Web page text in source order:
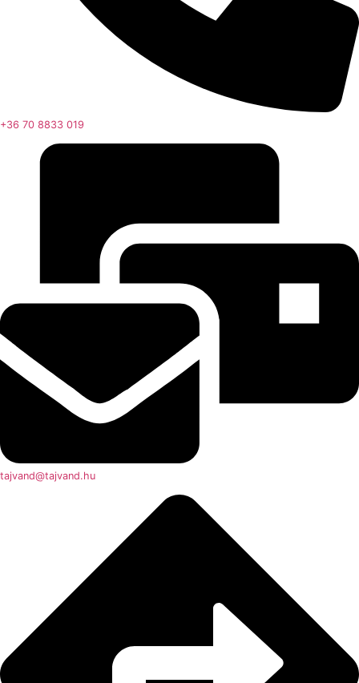
+36 70 8833 019
tajvand@tajvand.hu